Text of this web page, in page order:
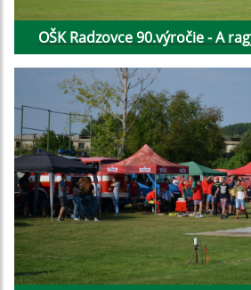
OŠK Radzovce 90.výročie - A